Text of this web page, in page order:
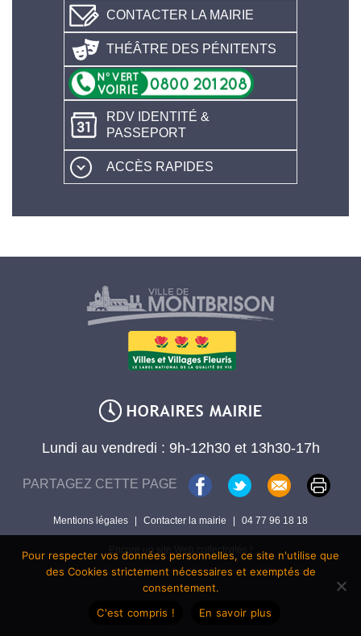
CONTACTER LA MAIRIE
THÉÂTRE DES PÉNITENTS
RDV IDENTITÉ &
PASSEPORT
ACCÈS RAPIDES
Lundi au vendredi : 9h-12h30 et 13h30-17h
PARTAGEZ CETTE PAGE
Mentions légales | Contacter la mairie | 04 77 96 18 18
Encore un site Web collectivités !
Pour respecter vos données personnelles, ce site n'utilise que
des Cookies strictement nécessaires et exemptés de
consentement.
C'est compris !
En savoir plus